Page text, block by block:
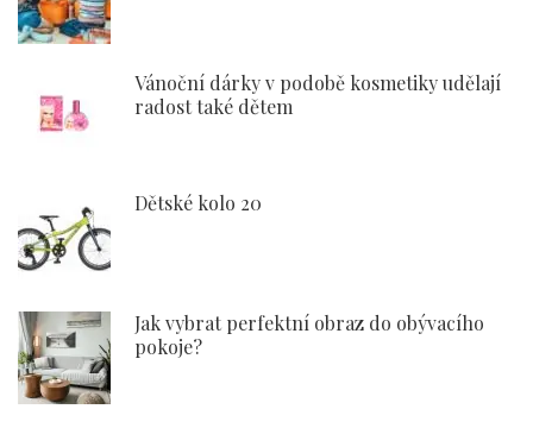
Vánoční dárky v podobě kosmetiky udělají
radost také dětem
Dětské kolo 20
Jak vybrat perfektní obraz do obývacího
pokoje?